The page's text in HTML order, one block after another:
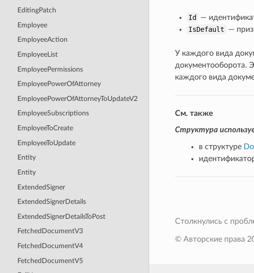
EditingPatch
Employee
EmployeeAction
EmployeeList
EmployeePermissions
EmployeePowerOfAttorney
EmployeePowerOfAttorneyToUpdateV2
EmployeeSubscriptions
EmployeeToCreate
EmployeeToUpdate
Entity
Entity
ExtendedSigner
ExtendedSignerDetails
ExtendedSignerDetailsToPost
FetchedDocumentV3
FetchedDocumentV4
FetchedDocumentV5
Id
—
IsDefault
—
У каждого вида
документооборота.
каждого вида
См. также
Структура
в структуре
Столкнулись с
© Авторские права